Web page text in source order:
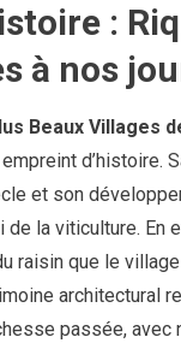
:
à nos
Beaux Villages
d’histoire.
et son
la viticulture. En
raisin que le
architectural
passée, avec